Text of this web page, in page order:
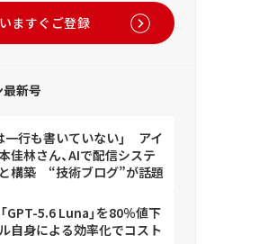
いますぐご登録
新号
一行も書いていない」 アイ
佳林さん、AIで配信システ
構築 “技術ブログ”が話題
GPT-5.6 Luna」を80％値下
自身による効率化でコスト